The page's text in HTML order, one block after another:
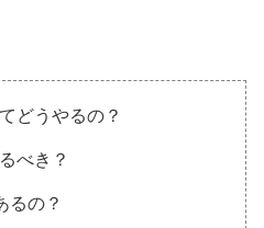
どうやるの？
べき？
るの？